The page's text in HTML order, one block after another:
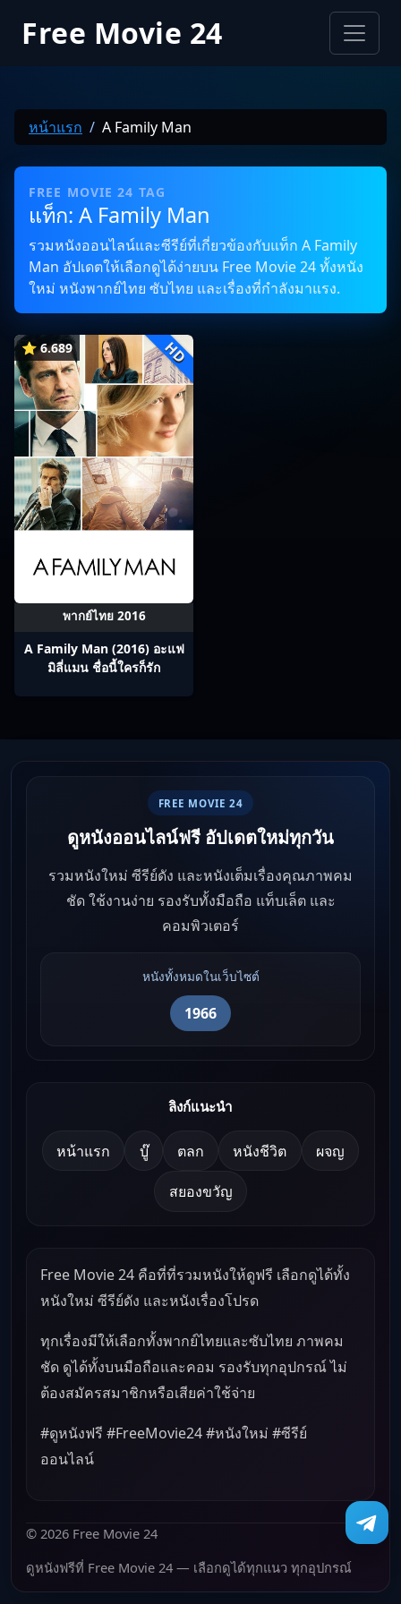
Free Movie 24
หน้าแรก A Family Man
FREE MOVIE 24 TAG
แท็ก: A Family Man
รวมหนังออนไลน์และซีรีย์ที่เกี่ยวข้องกับแท็ก A Family
Man อัปเดตให้เลือกดูได้ง่ายบน Free Movie 24 ทั้งหนัง
ใหม่ หนังพากย์ไทย ซับไทย และเรื่องที่กำลังมาแรง.
⭐ 6.689 HD
พากย์ไทย 2016
A Family Man (2016) อะแฟ
มิลี่แมน ชื่อนี้ใครก็รัก
FREE MOVIE 24
ดูหนังออนไลน์ฟรี อัปเดตใหม่ทุกวัน
รวมหนังใหม่ ซีรีย์ดัง และหนังเต็มเรื่องคุณภาพคม
ชัด ใช้งานง่าย รองรับทั้งมือถือ แท็บเล็ต และ
คอมพิวเตอร์
หนังทั้งหมดในเว็บไซต์
1966
ลิงก์แนะนำ
หน้าแรก บู๊ ตลก หนังชีวิต ผจญ
สยองขวัญ
Free Movie 24 คือที่ที่รวมหนังให้ดูฟรี เลือกดูได้ทั้ง
หนังใหม่ ซีรีย์ดัง และหนังเรื่องโปรด
ทุกเรื่องมีให้เลือกทั้งพากย์ไทยและซับไทย ภาพคม
ชัด ดูได้ทั้งบนมือถือและคอม รองรับทุกอุปกรณ์ ไม่
ต้องสมัครสมาชิกหรือเสียค่าใช้จ่าย
#ดูหนังฟรี #FreeMovie24 #หนังใหม่ #ซีรีย์
ออนไลน์
© 2026 Free Movie 24
ดูหนังฟรีที่ Free Movie 24 — เลือกดูได้ทุกแนว ทุกอุปกรณ์